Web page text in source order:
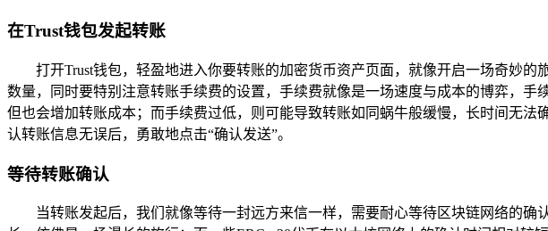
在Trust钱包发起转账
打开Trust钱包，轻盈地进入你要转账的加密货币资产页面，就像开启一场奇妙
数量，同时要特别注意转账手续费的设置，手续费就像是一场速度与成本的博弈，
但也会增加转账成本；而手续费过低，则可能导致转账如同蜗牛般缓慢，长时间无
认转账信息无误后，勇敢地点击“确认发送”。
等待转账确认
当转账发起后，我们就像等待一封远方来信一样，需要耐心等待区块链网络的